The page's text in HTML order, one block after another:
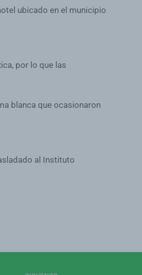
ubicado en el municipio
por lo que las
blanca que ocasionaron
al Instituto